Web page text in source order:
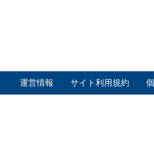
運営情報 サイト利用規約